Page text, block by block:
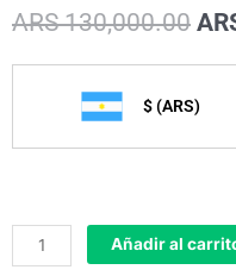
ARS130,000.00 El
era:
$ (ARS)
Masaje
TUI-
Añadir al